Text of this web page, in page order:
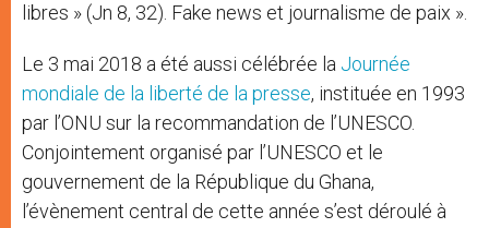
libres » (Jn 8, 32). Fake news et journalisme de paix ».
Le 3 mai 2018 a été aussi célébrée la Journée
mondiale de la liberté de la presse, instituée en 1993
par l’ONU sur la recommandation de l’UNESCO.
Conjointement organisé par l’UNESCO et le
gouvernement de la République du Ghana,
l’évènement central de cette année s’est déroulé à